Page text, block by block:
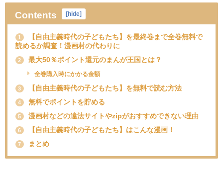
Contents [hide]
1
【自由主義時代の子どもたち】を最終巻まで全巻無料で
読めるか調査！漫画村の代わりに
2 最大50％ポイント還元のまんが王国とは？
全巻購入時にかかる金額
3 【自由主義時代の子どもたち】を無料で読む方法
4 無料でポイントを貯める
5 漫画村などの違法サイトやzipがおすすめできない理由
6 【自由主義時代の子どもたち】はこんな漫画！
7 まとめ